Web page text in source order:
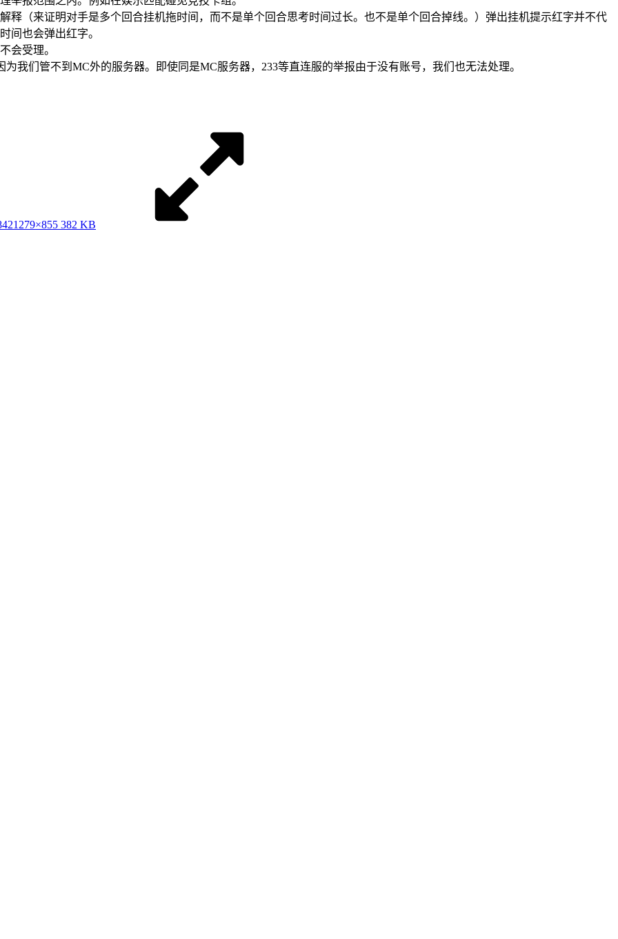
释（来证明对手是多个回合挂机拖时间，而不是单个回合思考时间过长。也不是单个回合掉线。）弹出挂机提示红字并不代
间也会弹出红字。
会受理。
我们管不到MC外的服务器。即使同是MC服务器，233等直连服的举报由于没有账号，我们也无法处理。
1279×855 382 KB